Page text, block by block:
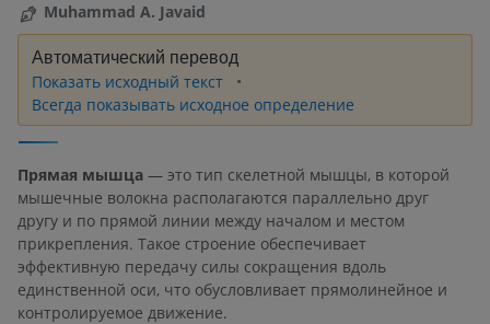
Muhammad A. Javaid
Автоматический перевод
Показать исходный текст
Всегда показывать исходное определение
Прямая мышца — это тип скелетной мышцы, в которой
мышечные волокна располагаются параллельно друг
другу и по прямой линии между началом и местом
прикрепления. Такое строение обеспечивает
эффективную передачу силы сокращения вдоль
единственной оси, что обусловливает прямолинейное и
контролируемое движение.